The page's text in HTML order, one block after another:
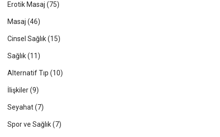
Erotik Masaj (75)
Masaj (46)
Cinsel Sağlık(15)
Sağlık(11)
Alternatif Tıp (10)
İlişkiler(9)
Seyahat(7)
Spor ve Sağlık(7)